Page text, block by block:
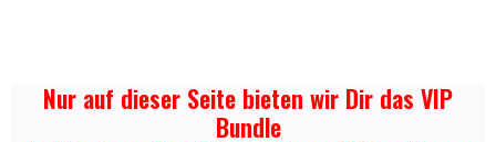
Nur auf dieser Seite bieten wir Dir das VIP
Bundle